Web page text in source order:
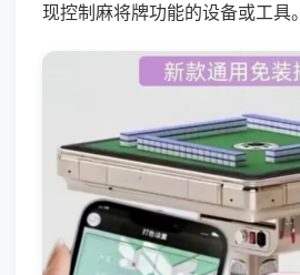
现控制麻将牌功能的设备或工具。